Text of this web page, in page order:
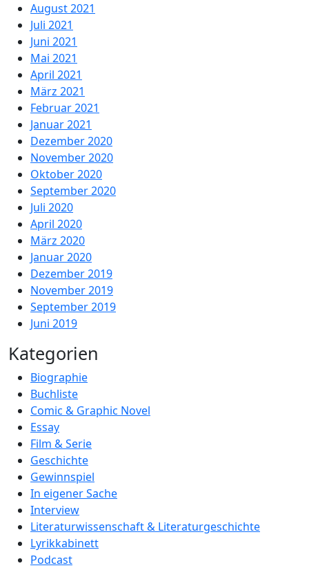
August 2021
Juli 2021
Juni 2021
Mai 2021
April 2021
März 2021
Februar 2021
Januar 2021
Dezember 2020
November 2020
Oktober 2020
September 2020
Juli 2020
April 2020
März 2020
Januar 2020
Dezember 2019
November 2019
September 2019
Juni 2019
Kategorien
Biographie
Buchliste
Comic & Graphic Novel
Essay
Film & Serie
Geschichte
Gewinnspiel
In eigener Sache
Interview
Literaturwissenschaft & Literaturgeschichte
Lyrikkabinett
Podcast